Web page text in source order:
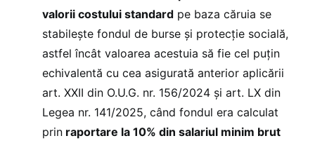
valorii costului standard pe baza căruia se
stabilește fondul de burse și protecție socială,
astfel încât valoarea acestuia să fie cel puțin
echivalentă cu cea asigurată anterior aplicării
art. XXII din O.U.G. nr. 156/2024 și art. LX din
Legea nr. 141/2025, când fondul era calculat
prin raportare la 10% din salariul minim brut